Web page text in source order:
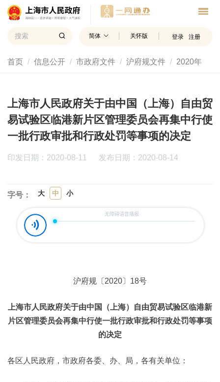
简体 关怀版 登录 注册
首页 信息公开 市政府文件 沪府规文件 2020年
上海市人民政府关于由中国（上海）自由贸
易试验区临港新片区管理委员会再集中行使
一批行政审批和行政处罚等事项的决定
印发日期：2020-08-11 发布日期：2020-08-14
字号： 大 中 小
沪府规〔2020〕18号
上海市人民政府关于由中国（上海）自由贸易试验区临港新
片区管理委员会再集中行使一批行政审批和行政处罚等事项
的决定
各区人民政府，市政府各委、办、局，各有关单位：